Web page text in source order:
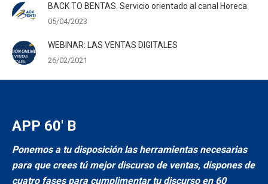
BACK TO BENTAS. Servicio orientado al canal Horeca
05/04/2023
WEBINAR: LAS VENTAS DIGITALES
26/02/2021
APP 60′ B
Ponemos a tu disposición las herramientas necesarias
para que crees tú mejor discurso de ventas, dispones de
cuatro fases para cumplimentar tu discurso en 60